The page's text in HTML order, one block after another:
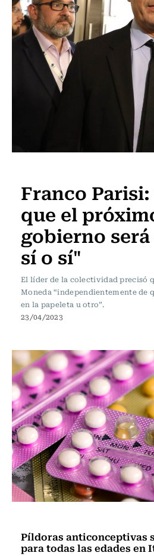
Franco
que el
gobierno será
sí o sí"
El líder de la colectividad precisó
Moneda “independientemente de
en la papeleta u otro”.
23/04/2023
Píldoras anticonceptivas
para todas las edades en